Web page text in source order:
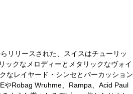
リリースされた、スイスはチューリッ
ックなメロディーとメタリックなヴォイ
なレイヤード・シンセとパーカッション
やRobag Wruhme、Rampa、Acid Paul